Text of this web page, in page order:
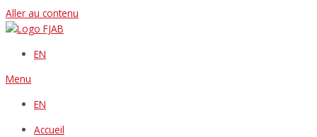
Aller au contenu
EN
Menu
EN
Accueil